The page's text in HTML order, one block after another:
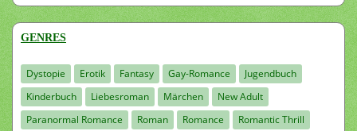
GENRES
Dystopie Erotik Fantasy Gay-Romance
Jugendbuch
Kinderbuch
Liebesroman Märchen
New Adult
Paranormal Romance
Roman Romance
Romantic Thrill